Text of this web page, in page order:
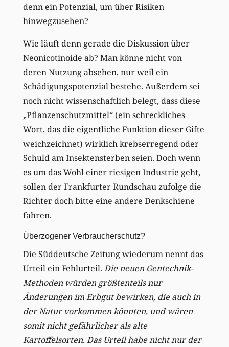
denn ein Potenzial, um über Risiken
hinwegzusehen?
Wie läuft denn gerade die Diskussion über
Neonicotinoide ab? Man könne nicht von
deren Nutzung absehen, nur weil ein
Schädigungspotenzial bestehe. Außerdem sei
noch nicht wissenschaftlich belegt, dass diese
„Pflanzenschutzmittel“ (ein schreckliches
Wort, das die eigentliche Funktion dieser Gifte
weichzeichnet) wirklich krebserregend oder
Schuld am Insektensterben seien. Doch wenn
es um das Wohl einer riesigen Industrie geht,
sollen der Frankfurter Rundschau zufolge die
Richter doch bitte eine andere Denkschiene
fahren.
Überzogener Verbraucherschutz?
Die Süddeutsche Zeitung wiederum nennt das
Urteil ein Fehlurteil. Die neuen Gentechnik-
Methoden würden größtenteils nur
Änderungen im Erbgut bewirken, die auch in
der Natur vorkommen könnten, und wären
somit nicht gefährlicher als alte
Kartoffelsorten. Das Urteil habe nicht nur der